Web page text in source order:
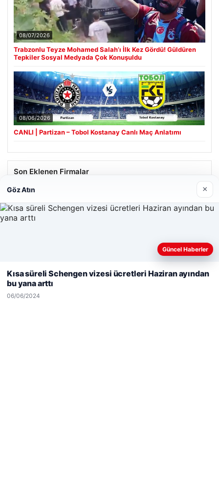
08/07/2026
Trabzonlu Teyze Mohamed Salah’ı İlk Kez Gördü! Güldüren
Tepkiler Sosyal Medyada Çok Konuşuldu
08/06/2026
CANLI | Partizan – Tobol Kostanay Canlı Maç Anlatımı
Son Eklenen Firmalar
Web sitemizi nasıl kullandığınızı daha iyi anlayabilmek,
kullanıyoruz.Çerez Politikamız
Reddet
Göz Atın ×
Güncel Haberler
Kısa süreli Schengen vizesi ücretleri Haziran ayından
bu yana arttı
06/06/2024